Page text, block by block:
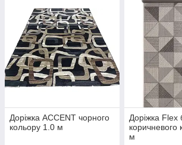
Доріжка ACCENT чорного
кольору 1.0 м
Доріжка Flex
коричневого
м